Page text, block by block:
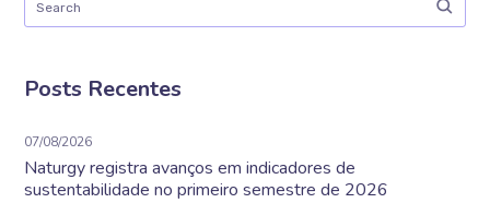
Posts Recentes
07/08/2026
Naturgy registra avanços em indicadores de
sustentabilidade no primeiro semestre de 2026